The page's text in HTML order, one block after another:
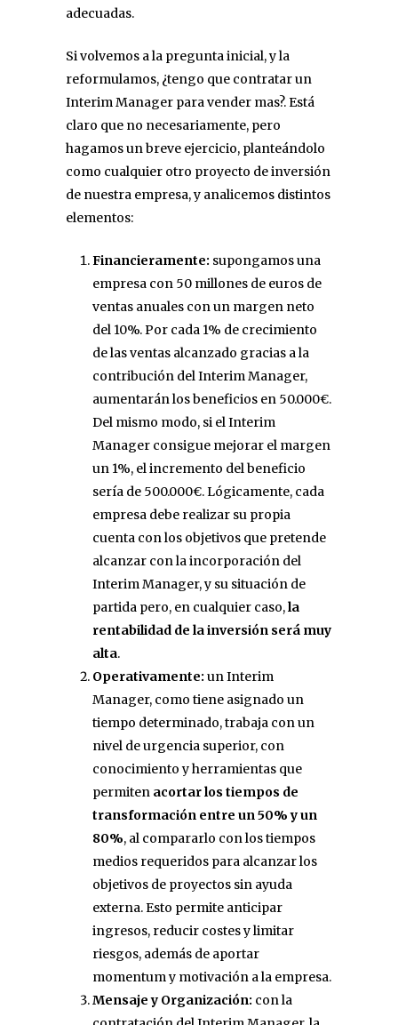
adecuadas.
Si volvemos a la pregunta inicial, y la
reformulamos, ¿tengo que contratar un
Interim Manager para vender mas?. Está
claro que no necesariamente, pero
hagamos un breve ejercicio, planteándolo
como cualquier otro proyecto de inversión
de nuestra empresa, y analicemos distintos
elementos:
Financieramente: supongamos una
empresa con 50 millones de euros de
ventas anuales con un margen neto
del 10%. Por cada 1% de crecimiento
de las ventas alcanzado gracias a la
contribución del Interim Manager,
aumentarán los beneficios en 50.000€.
Del mismo modo, si el Interim
Manager consigue mejorar el margen
un 1%, el incremento del beneficio
sería de 500.000€. Lógicamente, cada
empresa debe realizar su propia
cuenta con los objetivos que pretende
alcanzar con la incorporación del
Interim Manager, y su situación de
partida pero, en cualquier caso,la
rentabilidad de la inversión será muy
alta.
Operativamente: un Interim
Manager, como tiene asignado un
tiempo determinado, trabaja con un
nivel de urgencia superior, con
conocimiento y herramientas que
permiten acortar los tiempos de
transformación entre un 50% y un
80%, al compararlo con los tiempos
medios requeridos para alcanzar los
objetivos de proyectos sin ayuda
externa. Esto permite anticipar
ingresos, reducir costes y limitar
riesgos, además de aportar
momentum y motivación a la empresa.
Mensaje y Organización: con la